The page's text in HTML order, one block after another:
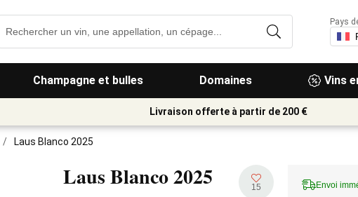
Champagne et bulles Domaines Vins
Pays
Livraison offerte à partir de 200 €
/ Laus Blanco 2025
Laus Blanco2025 15 Envoi